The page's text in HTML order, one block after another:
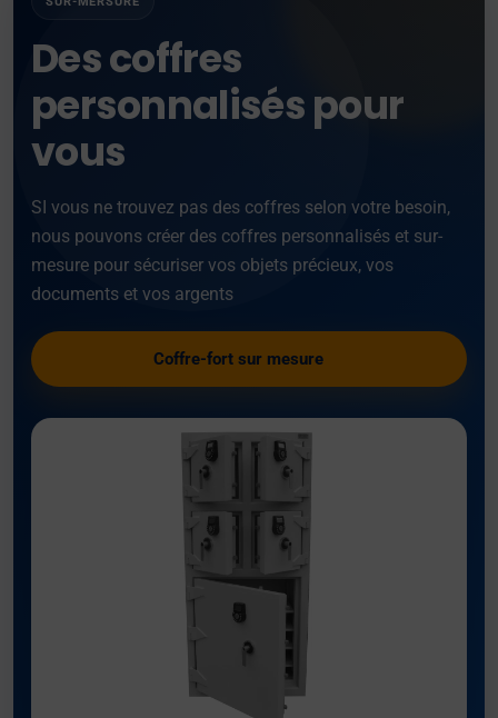
Des coffres
personnalisés pour
vous
SI vous ne trouvez pas des coffres selon votre besoin,
nous pouvons créer des coffres personnalisés et sur-
mesure pour sécuriser vos objets précieux, vos
documents et vos argents
Coffre-fort sur mesure